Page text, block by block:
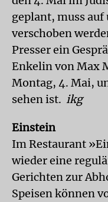
geplant, muss
verschoben
Presser ein
Enkelin von Max
Montag, 4. Mai,
sehen ist. ikg
Einstein
Im Restaurant
wieder eine
Gerichten zur
Speisen können